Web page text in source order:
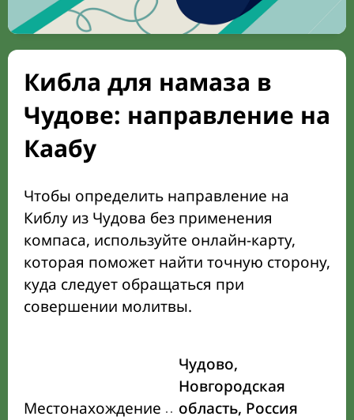
Кибла для намаза в
Чудове: направление на
Каабу
Чтобы определить направление на
Киблу из Чудова без применения
компаса, используйте онлайн-карту,
которая поможет найти точную сторону,
куда следует обращаться при
совершении молитвы.
Местонахождение
Чудово,
Новгородская
область, Россия